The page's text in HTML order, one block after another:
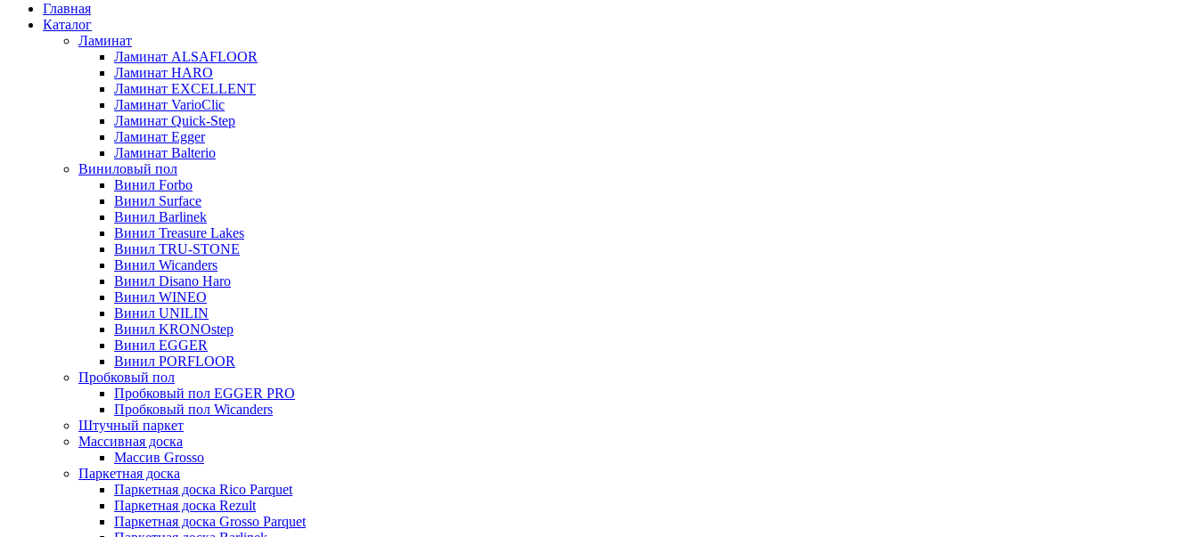
Главная
Каталог
Ламинат
Ламинат ALSAFLOOR
Ламинат HARO
Ламинат EXCELLENT
Ламинат VarioClic
Ламинат Quick-Step
Ламинат Egger
Ламинат Balterio
Виниловый пол
Винил Forbo
Винил Surface
Винил Barlinek
Винил Treasure Lakes
Винил TRU-STONE
Винил Wicanders
Винил Disano Haro
Винил WINEO
Винил UNILIN
Винил KRONOstep
Винил EGGER
Винил PORFLOOR
Пробковый пол
Пробковый пол EGGER PRO
Пробковый пол Wicanders
Штучный паркет
Массивная доска
Массив Grosso
Паркетная доска
Паркетная доска Rico Parquet
Паркетная доска Rezult
Паркетная доска Grosso Parquet